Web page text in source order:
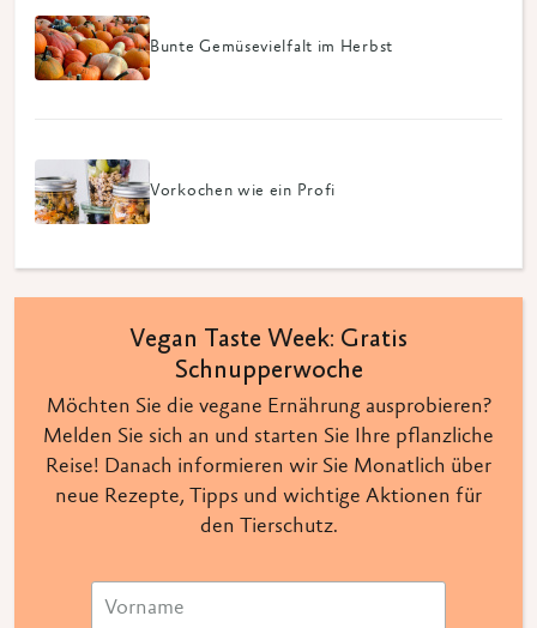
Bunte Gemüsevielfalt im Herbst
Vorkochen wie ein Profi
Vegan Taste Week: Gratis
Schnupperwoche
Möchten Sie die vegane Ernährung ausprobieren?
Melden Sie sich an und starten Sie Ihre pflanzliche
Reise! Danach informieren wir Sie Monatlich über
neue Rezepte, Tipps und wichtige Aktionen für
den Tierschutz.